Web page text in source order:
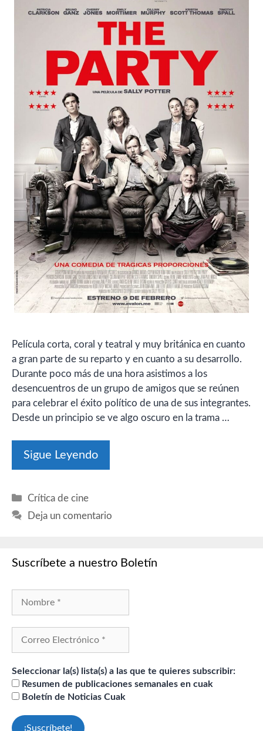
Película corta, coral y teatral y muy británica en cuanto
a gran parte de su reparto y en cuanto a su desarrollo.
Durante poco más de una hora asistimos a los
desencuentros de un grupo de amigos que se reúnen
para celebrar el éxito político de una de sus integrantes.
Desde un principio se ve algo oscuro en la trama …
Sigue Leyendo
Categorías
Crítica de cine
Deja un comentario
Suscríbete a nuestro Boletín
Seleccionar la(s) lista(s) a las que te quieres subscribir:
Resumen de publicaciones semanales en cuak
Boletín de Noticias Cuak